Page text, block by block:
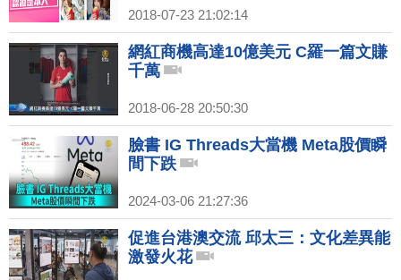
2018-07-23 21:02:14
網紅商機高達10億美元 C羅一篇文賺
千萬
2018-06-28 20:50:30
臉書 IG Threads大當機 Meta股價瞬
間下跌
2024-03-06 21:27:36
促進台港澳交流 邱太三：文化差異能
激發火花